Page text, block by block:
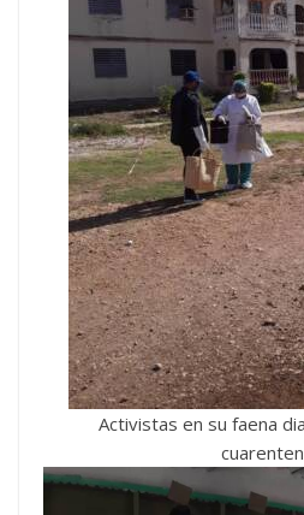
Activistas en su faena